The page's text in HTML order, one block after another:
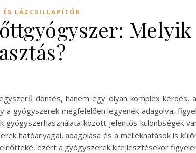
ÉS LÁZCSILLAPÍTÓK
Melyik
döntés, hanem egy olyan komplex kérdés,
gyógyszerek megfelelően legyenek adagolva,
között jelentős különbségek
hatóanyagai, adagolása és a mellékhatások is
ezért a gyógyszerek kifejlesztésekor